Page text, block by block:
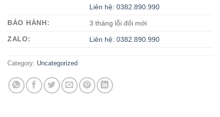
Liên hệ: 0382.890.990
BẢO HÀNH:
3 tháng lỗi đổi mới
ZALO:
Liên hệ: 0382.890.990
Category: Uncategorized